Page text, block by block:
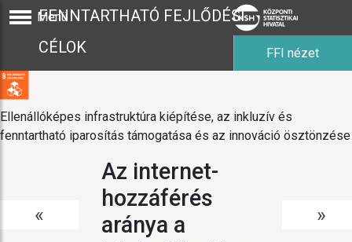
Menü
FENNTARTHATÓ FEJLŐDÉSI
CÉLOK
FFI nézet
Ellenállóképes infrastruktúra kiépítése, az inkluzív és
fenntartható iparosítás támogatása és az innováció ösztönzése
«
Az internet-
hozzáférés
aránya a
»